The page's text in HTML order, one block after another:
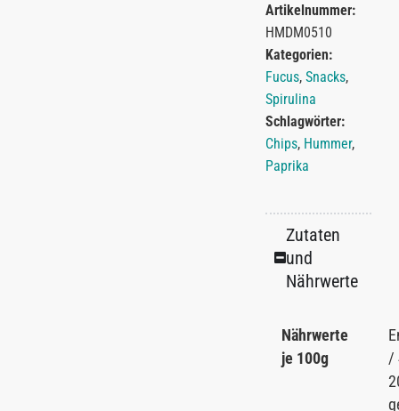
Artikelnummer:
HMDM0510
Kategorien:
Fucus,Snacks,
Spirulina
Schlagwörter:
Chips, Hummer,
Paprika
Zutaten
und
Nährwerte
Nährwerte
je 100g
/